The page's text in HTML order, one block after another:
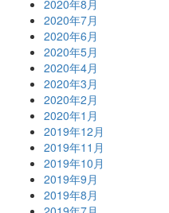
2020年8月
2020年7月
2020年6月
2020年5月
2020年4月
2020年3月
2020年2月
2020年1月
2019年12月
2019年11月
2019年10月
2019年9月
2019年8月